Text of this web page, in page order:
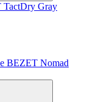
TactDry Gray